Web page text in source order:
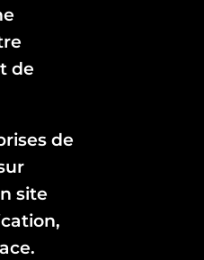
de
de
site